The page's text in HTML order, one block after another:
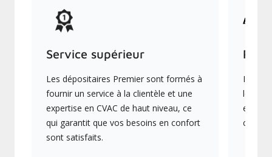
Service supérieur
Les dépositaires Premier sont formés à
fournir un service à la clientèle et une
expertise en CVAC de haut niveau, ce
qui garantit que vos besoins en confort
sont satisfaits.
Ils
les
en